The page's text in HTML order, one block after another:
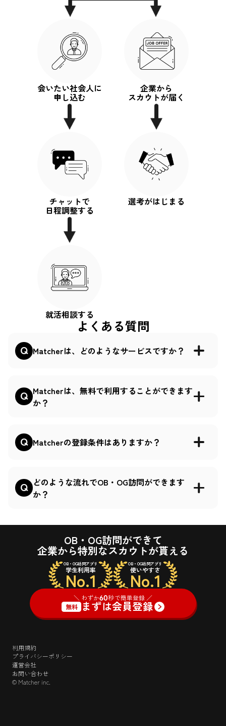
会いたい社会人に
申し込む
企業から
スカウトが届く
チャットで
日程調整する
選考がはじまる
就活相談する
よくある質問
Matcherは、どのようなサービスですか？
Matcherは、無料で利用することができます
か？
Matcherの登録条件はありますか？
どのような流れでOB・OG訪問ができます
か？
OB・OG訪問ができて
企業から特別なスカウトが貰える
OB・OG訪問アプリ
学生利用率
No.1
OB・OG訪問アプリ
使いやすさ
No.1
＼ わずか60秒で簡単登録 ／
無料
まずは会員登録
© Matcher inc.
利用規約
プライバシーポリシー
運営会社
お問い合わせ